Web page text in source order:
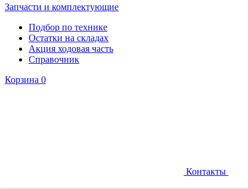
Запчасти и комплектующие
Подбор по технике
Остатки на складах
Акция ходовая часть
Справочник
Корзина 0
Контакты